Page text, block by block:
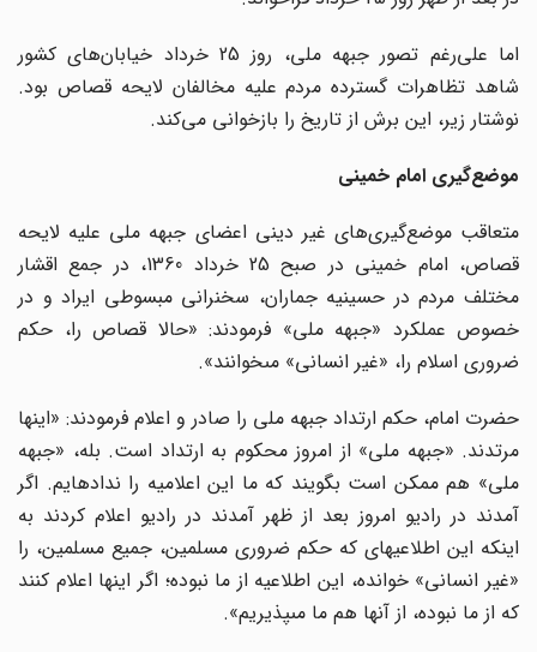
اما علی‌رغم تصور جبهه ملی، روز 25 خرداد خیابان‌های کشور
شاهد تظاهرات گسترده مردم علیه مخالفان لایحه قصاص بود.
نوشتار زیر، این برش از تاریخ را بازخوانی می‌کند.
موضع‌گیری امام خمینی
متعاقب موضع‌گیری‌های غیر دینی اعضای جبهه ملی علیه لایحه
قصاص، امام خمینی در صبح 25 خرداد 1360، در جمع اقشار
مختلف مردم در حسینیه جماران،‏ سخنرانی مبسوطی ایراد و در
خصوص عملکرد «جبهه ملی» فرمودند: «حالا قصاص را، حکم
ضرورى اسلام را، «غیر انسانى» مى‏خوانند».
حضرت امام، حکم ارتداد جبهه ملی را صادر و اعلام فرمودند: «اینها
مرتدند. «جبهه ملى» از امروز محکوم به ارتداد است. بله، «جبهه
ملى» هم ممکن است بگویند که ما این اعلامیه را نداده‏ایم. اگر
آمدند در رادیو امروز بعد از ظهر آمدند در رادیو اعلام کردند به
اینکه این اطلاعیه‏اى که حکم ضرورى مسلمین، جمیع مسلمین، را
«غیر انسانى» خوانده، این اطلاعیه از ما نبوده؛ اگر اینها اعلام کنند
که از ما نبوده، از آنها هم ما مى‏پذیریم».